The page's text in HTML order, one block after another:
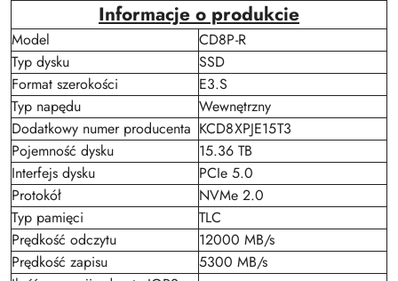
Informacje o produkcie
Model
CD8P-R
Typ dysku
SSD
Format szerokości
E3.S
Typ napędu
Wewnętrzny
Dodatkowy numer producenta KCD8XPJE15T3
Pojemność dysku
15.36 TB
Interfejs dysku
PCIe 5.0
Protokół
NVMe 2.0
Typ pamięci
TLC
Prędkość odczytu
12000 MB/s
Prędkość zapisu
5300 MB/s